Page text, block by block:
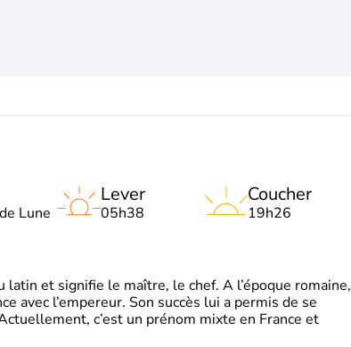
Lune
Lever
05h38
Coucher
19h26
latin et signifie le maître, le chef. A l’époque romaine,
avec l’empereur. Son succès lui a permis de se
c’est un prénom mixte en France et